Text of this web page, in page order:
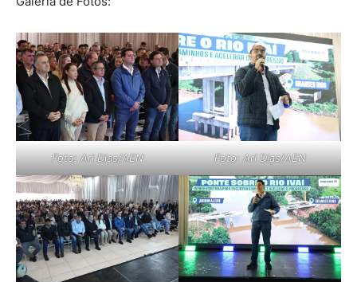
Foto: Ari Dias/AEN Foto: Ari Dias/AEN